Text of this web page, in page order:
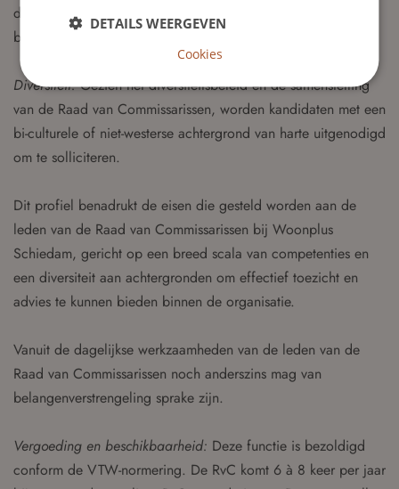
door de Huurders Belangen Organisatie Woonplus (HOW),
bewaak je de koers en visie van de organisatie.
Diversiteit:Gezien het diversiteitsbeleid en de samenstelling
van de Raad van Commissarissen, worden kandidaten met een
bi-culturele of niet-westerse achtergrond van harte uitgenodigd
om te solliciteren.
Dit profiel benadrukt de eisen die gesteld worden aan de
leden van de Raad van Commissarissen bij Woonplus
Schiedam, gericht op een breed scala van competenties en
een diversiteit aan achtergronden om effectief toezicht en
advies te kunnen bieden binnen de organisatie.
Vanuit de dagelijkse werkzaamheden van de leden van de
Raad van Commissarissen noch anderszins mag van
belangenverstrengeling sprake zijn.
Vergoeding en beschikbaarheid: Deze functie is bezoldigd
conform de VTW-normering. De RvC komt 6 à 8 keer per jaar
DETAILS WEERGEVEN
Cookies